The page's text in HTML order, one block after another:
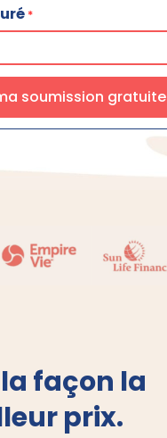
*
soumission gratuite
façon la
prix.